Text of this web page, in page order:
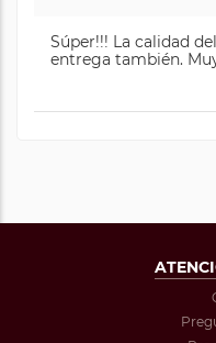
Súper!!! La calidad
entrega también.